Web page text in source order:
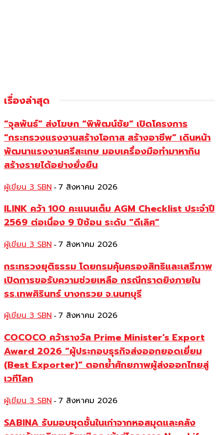
เรื่องล่าสุด
“จุลพันธ์” ส่งโฆษก “พิพัฒน์ชัย” เปิดโครงการ
“กระทรวงแรงงานสร้างโอกาส สร้างอาชีพ” เดินหน้า
พัฒนาแรงงานศรีสะเกษ มอบเครื่องมือทำมาหากิน
สร้างรายได้อย่างยั่งยืน
ผู้เขียน 3 SBN - 7 สิงหาคม 2026
ILINK คว้า 100 คะแนนเต็ม AGM Checklist ประจำปี
2569 ต่อเนื่อง 9 ปีซ้อน ระดับ “ดีเลิศ”
ผู้เขียน 3 SBN - 7 สิงหาคม 2026
กระทรวงยุติธรรม โดยกรมคุ้มครองสิทธิและเสรีภาพ
เปิดการขอรับความช่วยเหลือ กรณีกราดยิงภายใน
รร.เทพศิรินทร์ บางกรวย จ.นนทบุรี
ผู้เขียน 3 SBN - 7 สิงหาคม 2026
COCOCO คว้ารางวัล Prime Minister’s Export
Award 2026 “ผู้ประกอบธุรกิจส่งออกยอดเยี่ยม
(Best Exporter)” ตอกย้ำศักยภาพผู้ส่งออกไทยสู่
เวทีโลก
ผู้เขียน 3 SBN - 7 สิงหาคม 2026
SABINA รับมอบชุดชั้นในเก่าจากหอสมุดและคลัง